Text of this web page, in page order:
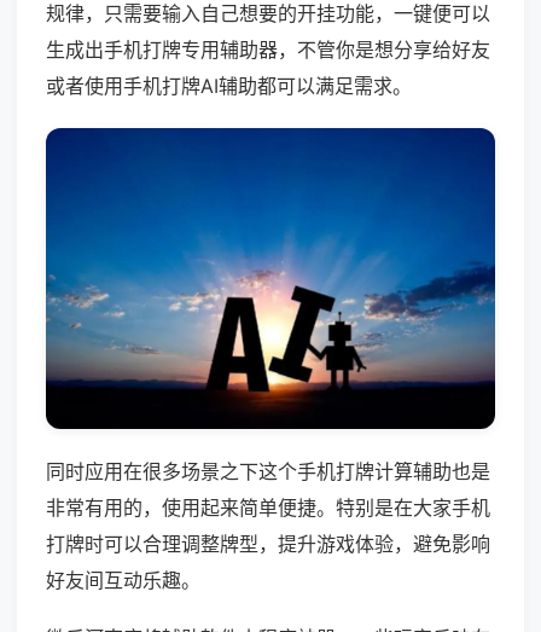
规律，只需要输入自己想要的开挂功能，一键便可以
生成出手机打牌专用辅助器，不管你是想分享给好友
或者使用手机打牌AI辅助都可以满足需求。
同时应用在很多场景之下这个手机打牌计算辅助也是
非常有用的，使用起来简单便捷。特别是在大家手机
打牌时可以合理调整牌型，提升游戏体验，避免影响
好友间互动乐趣。